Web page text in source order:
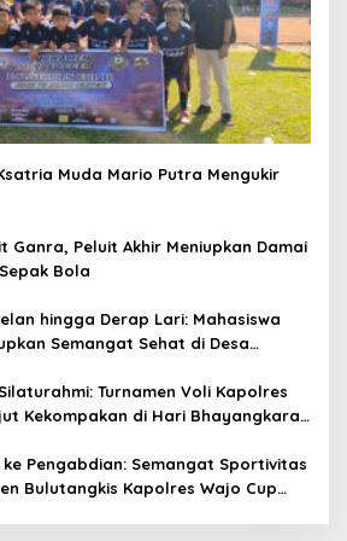
Muda Mario Putra Mengukir
Ganra, Peluit Akhir Meniupkan Damai
Bola
hingga Derap Lari: Mahasiswa
Semangat Sehat di Desa
Turnamen Voli Kapolres
Kekompakan di Hari Bhayangkara
Pengabdian: Semangat Sportivitas
Bulutangkis Kapolres Wajo Cup